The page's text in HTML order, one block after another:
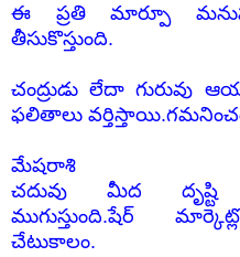
ఈ ప్రతి మార్పూ
తీసుకొస్తుంది.
చంద్రుడు లేదా
ఫలితాలు
మేషరాశి
చదువు మీద దృష్టి
ముగుస్తుంది.షేర్
చేటుకాలం.